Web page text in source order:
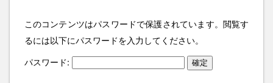
このコンテンツはパスワードで保護されています。閲覧す
るには以下にパスワードを入力してください。
パスワード: